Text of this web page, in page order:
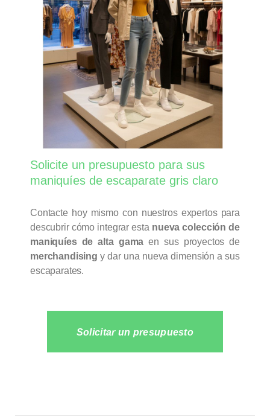
Solicite un presupuesto para sus
maniquíes de escaparate gris claro
Contacte hoy mismo con nuestros expertos para
descubrir cómo integrar esta nueva colección de
maniquíes de alta gama en sus proyectos de
merchandising y dar una nueva dimensión a sus
escaparates.
Solicitar un presupuesto